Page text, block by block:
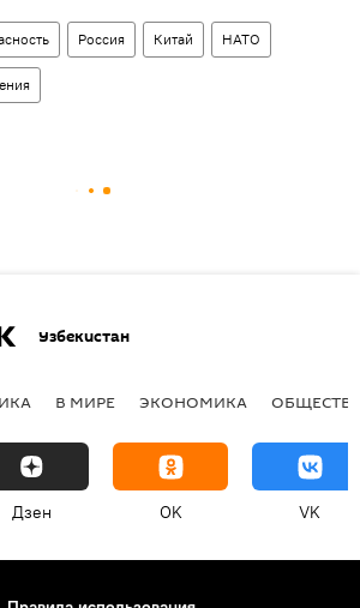
Россия Китай НАТО
Узбекистан
В МИРЕ ЭКОНОМИКА
Дзен OK VK